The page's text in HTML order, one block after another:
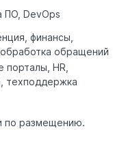
ПО, DevOps
финансы,
обработка обращений
порталы, HR,
техподдержка
по размещению.